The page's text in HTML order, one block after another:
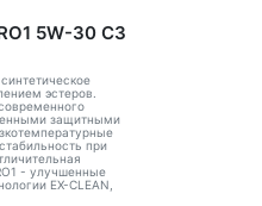
5W-30 C3
эстеров.
защитными
при
- улучшенные
EX-CLEAN,